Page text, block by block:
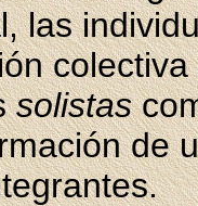
las
solistas
de